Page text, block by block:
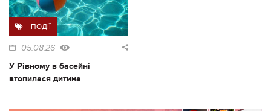
ПОДІЇ
05.08.26
У Рівному в басейні
втопилася дитина